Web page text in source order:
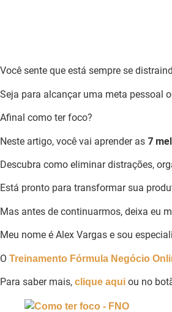
Você sente que está sempre se
Seja para alcançar uma meta pessoal
Afinal como ter foco?
Neste artigo, você vai aprender as 7
Descubra como eliminar distrações,
Está pronto para transformar sua
Mas antes de continuarmos, deixa eu
Meu nome é Alex Vargas e sou
O Treinamento Fórmula Negócio
Para saber mais, clique aqui ou no